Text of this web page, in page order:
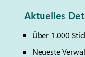
Aktuelles
Über 1.000
Neueste